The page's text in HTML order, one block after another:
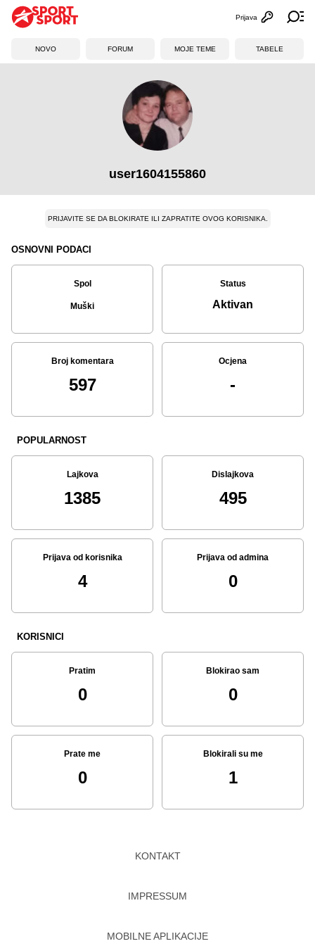
Otvori
Prijava
NOVO FORUM MOJE TEME TABELE
user1604155860
PRIJAVITE SE DA BLOKIRATE ILI ZAPRATITE OVOG KORISNIKA.
OSNOVNI PODACI
Spol
Muški
Status
Aktivan
Broj komentara
597
Ocjena
-
POPULARNOST
Lajkova
1385
Dislajkova
495
Prijava od korisnika
4
Prijava od admina
0
KORISNICI
Pratim
0
Blokirao sam
0
Prate me
0
Blokirali su me
1
KONTAKT
IMPRESSUM
MOBILNE APLIKACIJE